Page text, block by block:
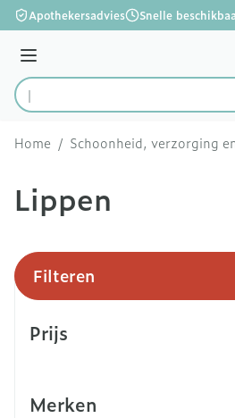
Ga naar de inhoud
Apothekersadvies Snelle
Menu
Product, merk, categorie...
Home / Schoonheid, verzorging
Lippen
Filteren
Prijs
Merken